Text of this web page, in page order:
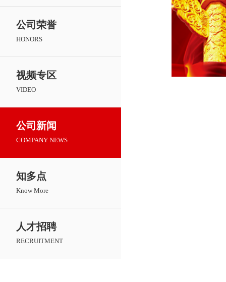
公司荣誉
HONORS
视频专区
VIDEO
公司新闻
COMPANY NEWS
知多点
Know More
人才招聘
RECRUITMENT